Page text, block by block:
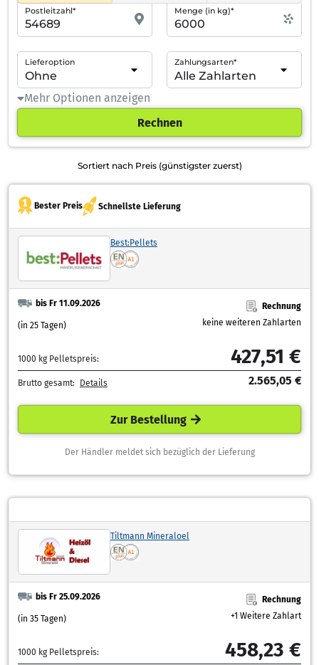
Postleitzahl* Menge (in kg)*
Lieferoption Zahlungsarten*
Mehr Optionen anzeigen
Rechnen
Sortiert nach Preis (günstigster zuerst)
Bester Preis Schnellste Lieferung
Best:Pellets
bis Fr 11.09.2026
(in 25 Tagen)
Rechnung
keine weiteren Zahlarten
1000 kg Pelletspreis: 427,51 €
Brutto gesamt: Details 2.565,05 €
Zur Bestellung
Der Händler meldet sich bezüglich der Lieferung
Tiltmann Mineraloel
bis Fr 25.09.2026
(in 35 Tagen)
Rechnung
+1 Weitere Zahlart
1000 kg Pelletspreis: 458,23 €